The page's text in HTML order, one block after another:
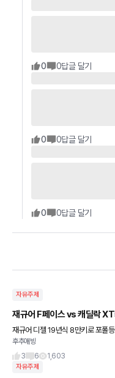
0 0답글 달기
0 0답글 달기
0 0답글 달기
자유주제
재규어 F페이스 vs 캐딜락
재규어 디젤 19년식 8만키로 포폴등급 어
고 캐딜락 가솔린 18년식 4만1천키로 플래티넘등급 어댑티브 통퓽 등 풀옵션 3천 유사고
트렁크. 리어패널
후추애빙
3
6 1,603
자유주제